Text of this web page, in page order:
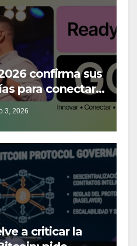
confirma sus
para conectar…
3, 2026
a criticar la